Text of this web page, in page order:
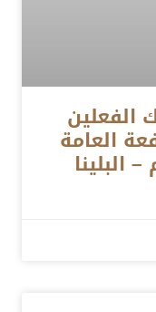
الفعلين
العامة
البلينا